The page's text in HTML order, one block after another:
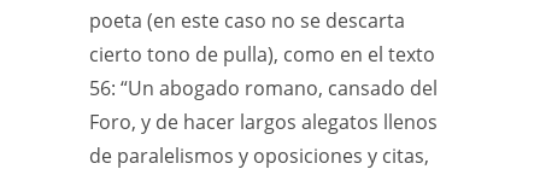
poeta (en este caso no se descarta
cierto tono de pulla), como en el texto
56: “Un abogado romano, cansado del
Foro, y de hacer largos alegatos llenos
de paralelismos y oposiciones y citas,